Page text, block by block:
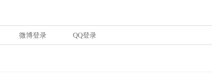
微博登录 QQ登录